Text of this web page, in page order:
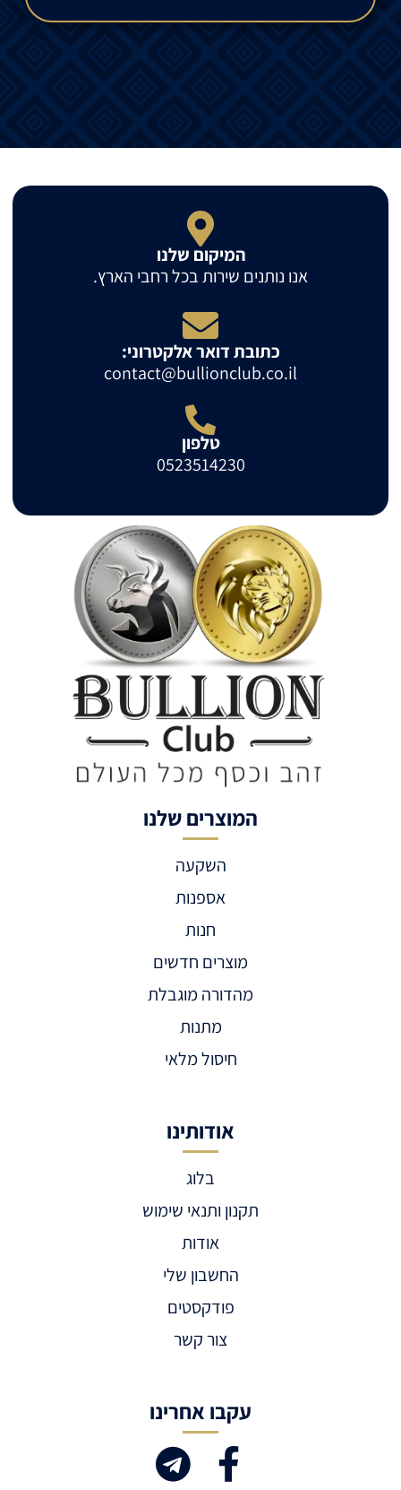
המיקום שלנו
אנו נותנים שירות בכל רחבי הארץ.
כתובת דואר אלקטרוני:
contact@bullionclub.co.il
טלפון
0523514230
המוצרים שלנו
השקעה
אספנות
חנות
מוצרים חדשים
מהדורה מוגבלת
מתנות
חיסול מלאי
אודותינו
בלוג
תקנון ותנאי שימוש
אודות
החשבון שלי
פודקסטים
צור קשר
עקבו אחרינו